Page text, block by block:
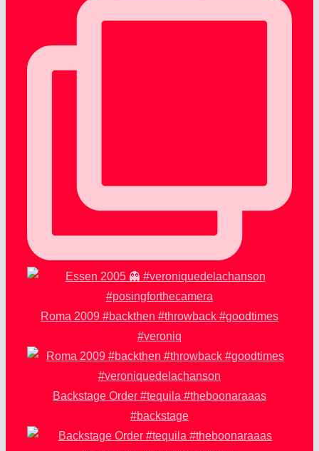
Roma 2009 #backthen #throwback #goodtimes
#veroniq
Backstage Order #tequila #theboonaraaas
#backstage